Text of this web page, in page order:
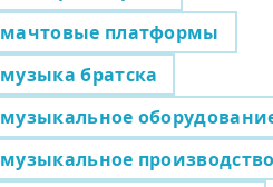
мачтовые платформы
музыка братска
музыкальное
музыкальное производство